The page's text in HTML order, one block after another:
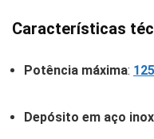
Características
Potência máxima:
Depósito em aço